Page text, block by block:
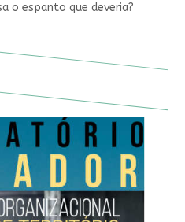
o espanto que deveria?